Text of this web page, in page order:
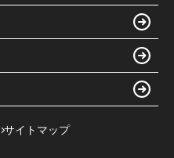
サイトマップ